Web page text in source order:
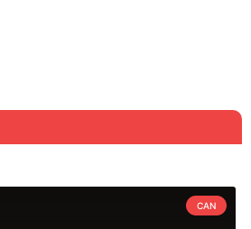
CAN